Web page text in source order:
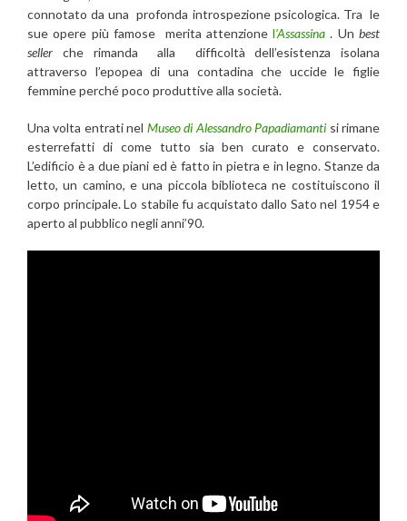
connotato da una profonda introspezione psicologica. Tra le
sue opere più famose merita attenzionel’Assassina . Unbest
seller che rimanda alla difficoltà dell’esistenza isolana
attraverso l’epopea di una contadina che uccide le figlie
femmine perché poco produttive alla società.
Una volta entrati nel Museo di Alessandro Papadiamanti si rimane
esterrefatti di come tutto sia ben curato e conservato.
L’edificio è a due piani ed è fatto in pietra e in legno. Stanze da
letto, un camino, e una piccola biblioteca ne costituiscono il
corpo principale. Lo stabile fu acquistato dallo Sato nel 1954 e
aperto al pubblico negli anni’90.